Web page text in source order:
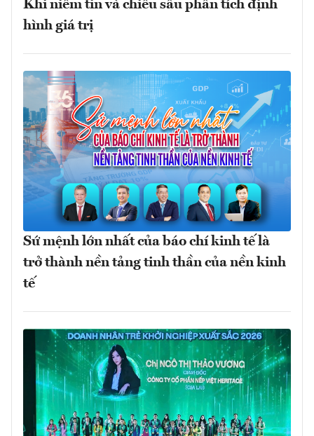
Khi niềm tin và chiều sâu phân tích định
hình giá trị
Sứ mệnh lớn nhất của báo chí kinh tế là
trở thành nền tảng tinh thần của nền kinh
tế